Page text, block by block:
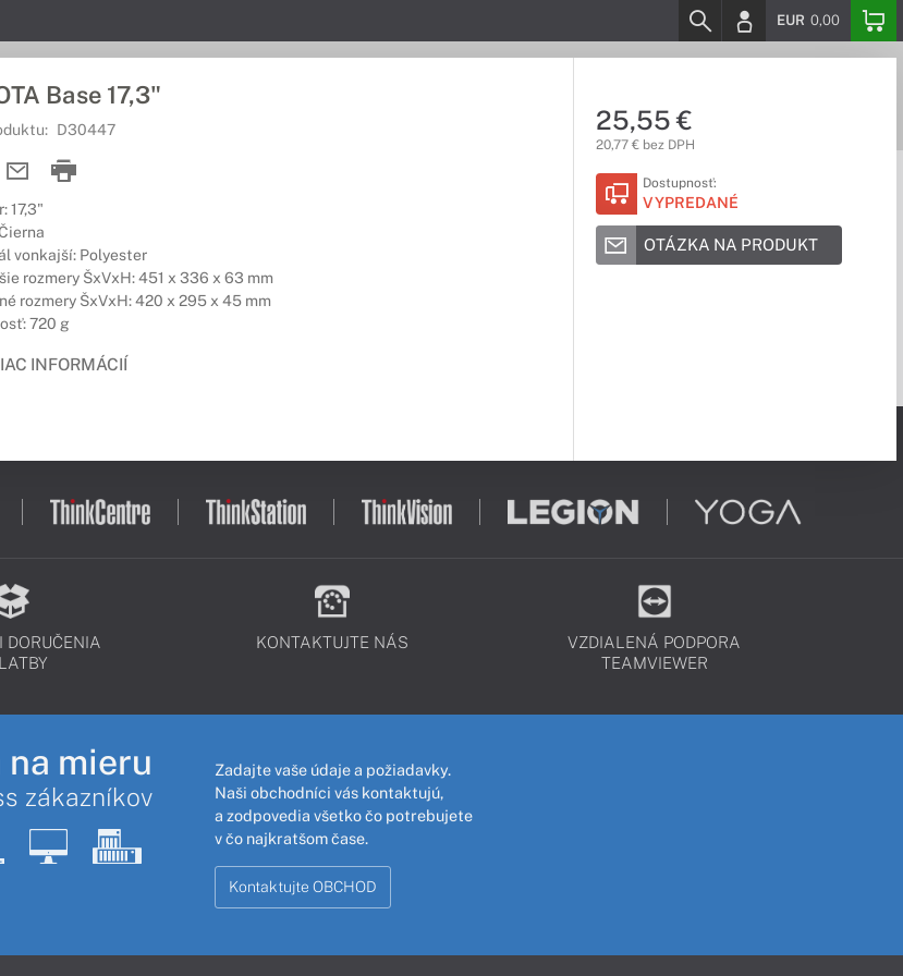
EUR 0,00
Base 17,3"
D30447
17,3"
vonkajší: Polyester
rozmery ŠxVxH: 451 x 336 x 63 mm
rozmery ŠxVxH: 420 x 295 x 45 mm
720 g
INFORMÁCIÍ
25,55 €
20,77 € bez DPH
Dostupnosť:
VYPREDANÉ
OTÁZKA NA PRODUKT
DORUČENIA
KONTAKTUJTE NÁS
VZDIALENÁ PODPORA
TEAMVIEWER
na mieru
zákazníkov
Zadajte vaše údaje a požiadavky.
Naši obchodníci vás kontaktujú,
a zodpovedia všetko čo potrebujete
v čo najkratšom čase.
Kontaktujte OBCHOD